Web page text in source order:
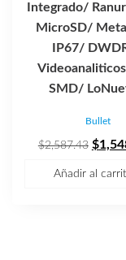
Integrado/
MicroSD/
IP67/
SMD/
Bullet
$2,587.43 El
$
Añadir al